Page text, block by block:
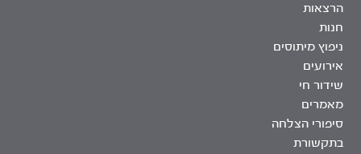
הרצאות
חנות
ניפוץ מיתוסים
אירועים
שידור חי
מאמרים
סיפורי הצלחה
בתקשורת